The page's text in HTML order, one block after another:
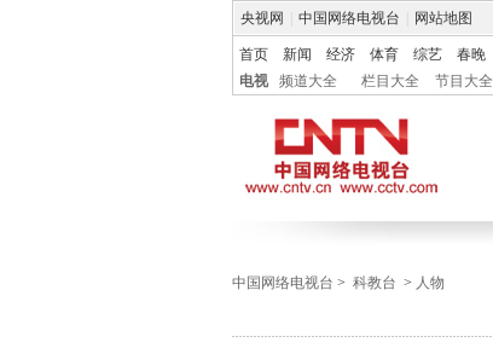
央视网 中国网络电视台 网站地图
首页 新闻 经济 体育 综艺 春晚
电视
频道大全 栏目大全 节目大全
中国网络电视台 > 科教台 > 人物